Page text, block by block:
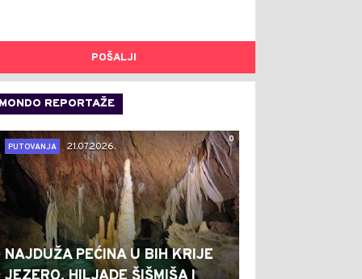
POŠALJI
MONDO REPORTAŽE
0
PUTOVANJA
21.07.2026.
NAJDUŽA PEĆINA U BIH KRIJE